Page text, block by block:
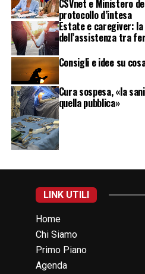
CSVnet e Ministero
protocollo d’intesa
Estate e caregiver:
dell’assistenza tra
Consigli e idee su
Cura sospesa, «la
quella pubblica»
LINK UTILI
Home
Chi Siamo
Primo Piano
Agenda